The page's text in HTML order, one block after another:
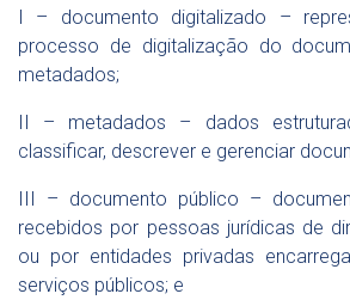
I – documento digitalizado –
processo de digitalização do
metadados;
II – metadados – dados
classificar, descrever e gerenciar
III – documento público –
recebidos por pessoas jurídicas de
ou por entidades privadas
serviços públicos; e